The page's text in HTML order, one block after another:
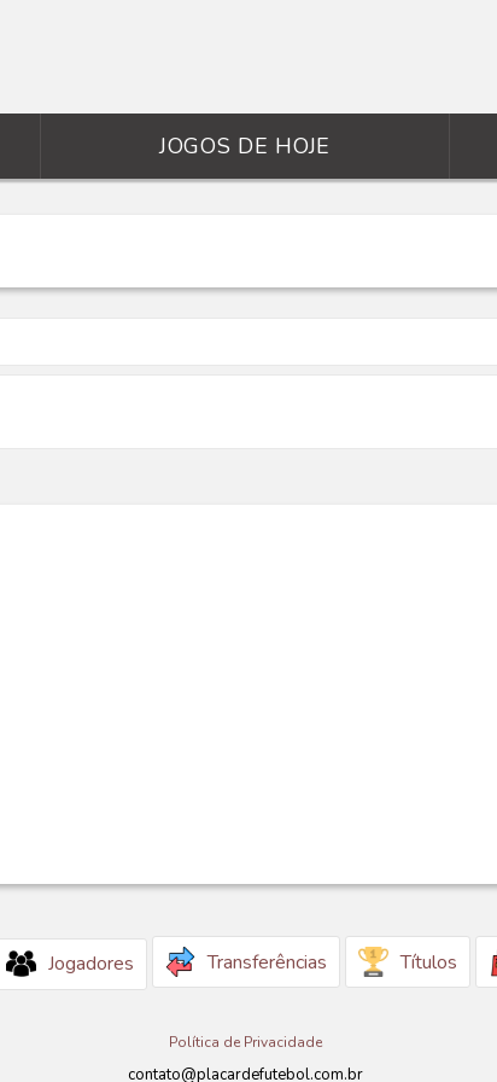
JOGOS DE HOJE
Jogadores Transferências Títulos
Política de Privacidade
contato@placardefutebol.com.br